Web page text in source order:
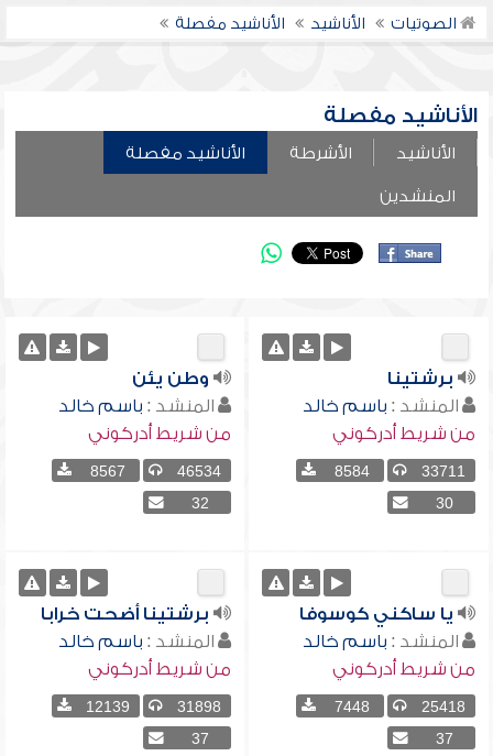
الصوتيات الأناشيد الأناشيد مفصلة
الأناشيد مفصلة
الأناشيد الأشرطة الأناشيد مفصلة
المنشدين
برشتينا
المنشد : باسم خالد
من شريط أدركوني
33711
8584
30
وطن يئن
المنشد : باسم خالد
من شريط أدركوني
46534
8567
32
يا ساكني كوسوفا
المنشد : باسم خالد
من شريط أدركوني
25418
7448
37
برشتينا أضحت خرابا
المنشد : باسم خالد
من شريط أدركوني
31898
12139
37